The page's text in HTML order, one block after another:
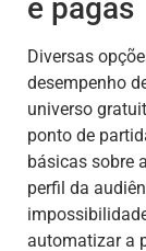
e pagas
Diversas
desempenho
universo
ponto de
básicas sobre
perfil da
automatizar a